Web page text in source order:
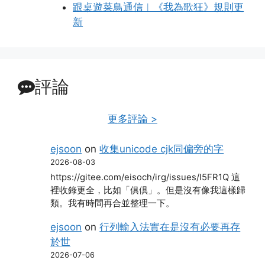
跟桌遊菜鳥通信︱《我為歌狂》規則更
新
評論
更多評論 >
ejsoon on收集unicode cjk同偏旁的字
2026-08-03
https://gitee.com/eisoch/irg/issues/I5FR1Q 這
裡收錄更全，比如「俱倶」。但是沒有像我這樣歸
類。我有時間再合並整理一下。
ejsoon on行列輸入法實在是沒有必要再存
於世
2026-07-06